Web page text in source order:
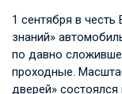
1 сентября в
знаний»
по давно
проходные.
дверей»